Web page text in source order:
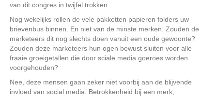
van dit congres in twijfel trokken.
Nog wekelijks rollen de vele pakketten papieren folders uw
brievenbus binnen. En niet van de minste merken. Zouden de
marketeers dit nog slechts doen vanuit een oude gewoonte?
Zouden deze marketeers hun ogen bewust sluiten voor alle
fraaie groeigetallen die door sciale media goeroes worden
voorgehouden?
Nee, deze mensen gaan zeker niet voorbij aan de blijvende
invloed van social media. Betrokkenheid bij een merk,